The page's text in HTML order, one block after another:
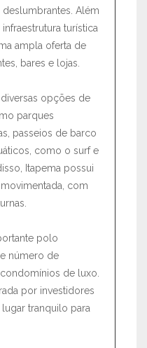
deslumbrantes. Além
turística
ampla oferta de
bares e lojas.
opções de
parques
passeios de barco
como o surf e
Itapema possui
com
polo
número de
de luxo.
por investidores
tranquilo para